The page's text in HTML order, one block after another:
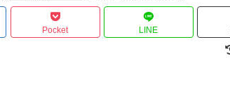
Pocket LINE